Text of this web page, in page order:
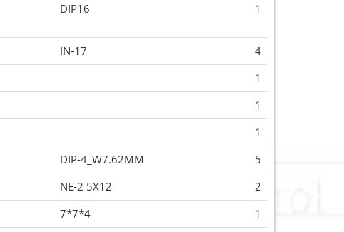
DIP16 1
IN-17
4
1
1
1
DIP-4_W7.62MM
5
NE-2 5X12
2
7*7*4
1